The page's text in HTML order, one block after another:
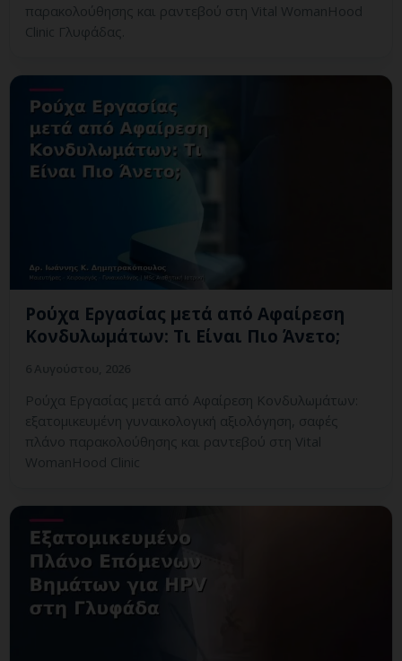
παρακολούθησης και ραντεβού στη Vital WomanHood
Clinic Γλυφάδας.
Ρούχα Εργασίας μετά από Αφαίρεση
Κονδυλωμάτων: Τι Είναι Πιο Άνετο;
Ρούχα Εργασίας μετά από Αφαίρεση Κονδυλωμάτων:
εξατομικευμένη γυναικολογική αξιολόγηση, σαφές
πλάνο παρακολούθησης και ραντεβού στη Vital
WomanHood Clinic